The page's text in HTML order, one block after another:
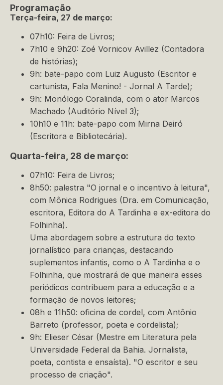
Programação
Terça-feira, 27 de março:
07h10: Feira de Livros;
7h10 e 9h20: Zoé Vornicov Avillez (Contadora
de histórias);
9h: bate-papo com Luiz Augusto (Escritor e
cartunista, Fala Menino! - Jornal A Tarde);
9h: Monólogo Coralinda, com o ator Marcos
Machado (Auditório Nível 3);
10h10 e 11h: bate-papo com Mirna Deiró
(Escritora e Bibliotecária).
Quarta-feira, 28 de março:
07h10: Feira de Livros;
8h50: palestra "O jornal e o incentivo à leitura",
com Mônica Rodrigues (Dra. em Comunicação,
escritora, Editora do A Tardinha e ex-editora do
Folhinha).
Uma abordagem sobre a estrutura do texto
jornalístico para crianças, destacando
suplementos infantis, como o A Tardinha e o
Folhinha, que mostrará de que maneira esses
periódicos contribuem para a educação e a
formação de novos leitores;
08h e 11h50: oficina de cordel, com Antônio
Barreto (professor, poeta e cordelista);
9h: Elieser César (Mestre em Literatura pela
Universidade Federal da Bahia. Jornalista,
poeta, contista e ensaísta). "O escritor e seu
processo de criação".